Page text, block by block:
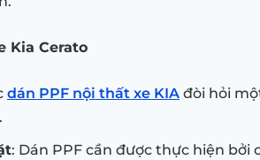
Kia Cerato
dán PPF nội thất xe KIA đòi hỏi
: Dán PPF cần được thực hiện